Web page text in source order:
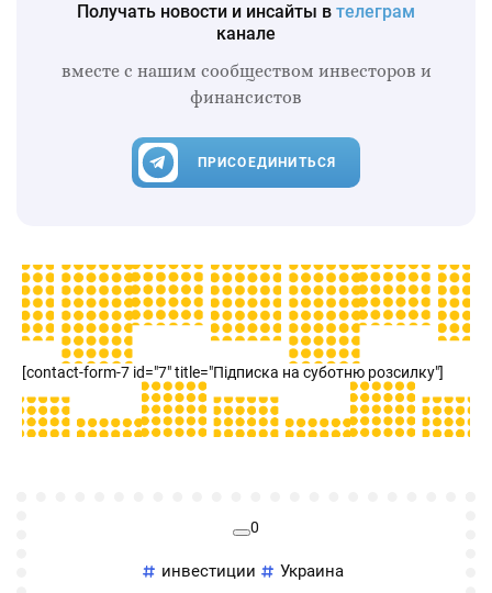
Получать новости и инсайты в телеграм
канале
вместе с нашим сообществом инвесторов и
финансистов
ПРИСОЕДИНИТЬСЯ
[contact-form-7 id="7" title="Підписка на суботню розсилку"]
0
инвестиции Украина